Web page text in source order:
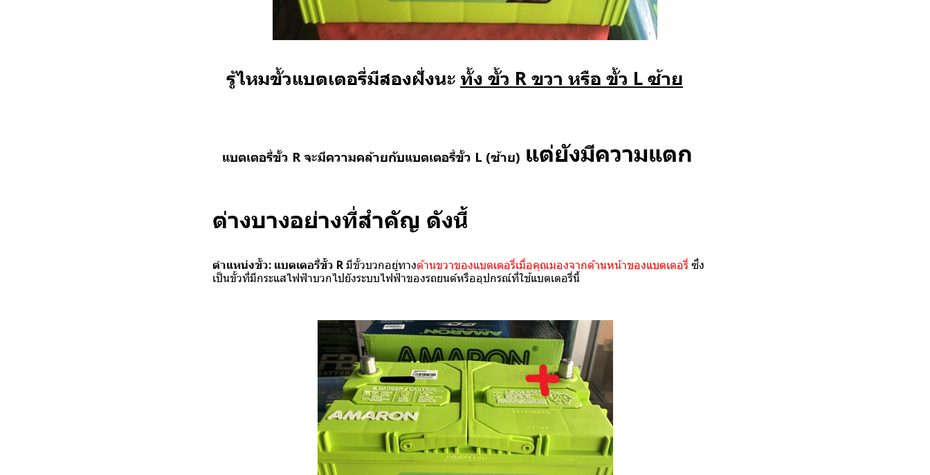
รู้ไหมขั้วแบตเตอรี่มีสองฝั่งนะ ทั้ง ขั้ว R ขวา หรือ ขั้ว L ซ้าย
แบตเตอรี่ขั้ว R จะมีความคล้ายกับแบตเตอรี่ขั้ว L (ซ้าย) แต่ยังมีความแตก
ต่างบางอย่างที่สำคัญ ดังนี้
ตำแหน่งขั้ว: แบตเตอรี่ขั้ว Rมีขั้วบวกอยู่ทางด้านขวาของแบตเตอรี่เมื่อคุณมองจากด้านหน้าของแบตเตอรี่ซึ่ง
เป็นขั้วที่มีกระแสไฟฟ้าบวกไปยังระบบไฟฟ้าของรถยนต์หรืออุปกรณ์ที่ใช้แบตเตอรี่นี้